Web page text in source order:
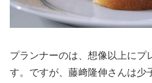
プランナーのは、想像以上にプ
す。ですが、藤﨑隆伸さんは少